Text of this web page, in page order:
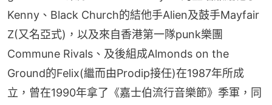
Kenny、Black Church的結他手Alien及鼓手Mayfair
Z(又名亞式)，以及來自香港第一隊punk樂團
Commune Rivals、及後組成Almonds on the
Ground的Felix(繼而由Prodip接任)在1987年所成
立，曾在1990年拿了《嘉士伯流行音樂節》季軍，同